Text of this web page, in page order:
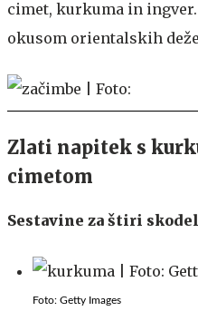
cimet, kurkuma in
okusom orientalskih
Zlati napitek s
cimetom
Sestavine za štiri
Foto: Getty Images